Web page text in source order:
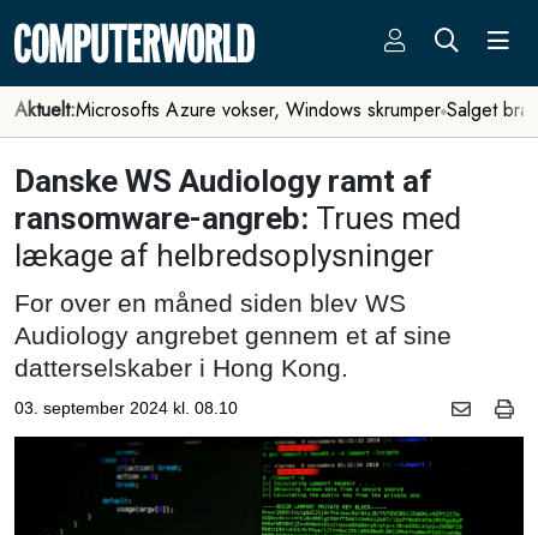
Aktuelt:Microsofts Azure vokser, Windows skrumper Salget
Danske WS Audiology ramt af
ransomware-angreb: Trues med
lækage af helbredsoplysninger
For over en måned siden blev WS
Audiology angrebet gennem et af sine
datterselskaber i Hong Kong.
03. september 2024 kl. 08.10